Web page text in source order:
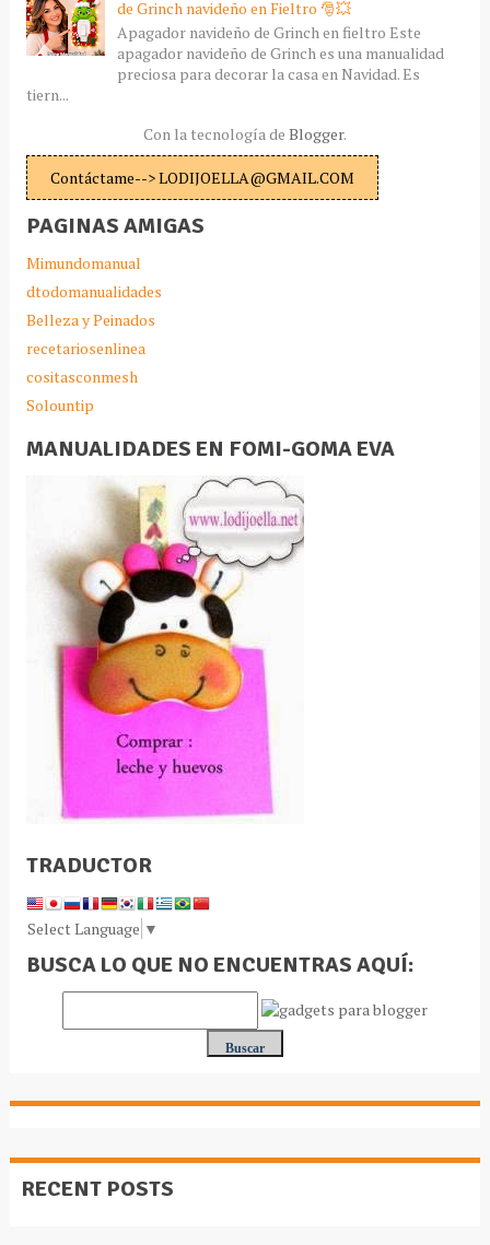
de Grinch navideño en Fieltro 🎅💥
Apagador navideño de Grinch en fieltro Este
apagador navideño de Grinch es una manualidad
preciosa para decorar la casa en Navidad. Es
tiern...
Con la tecnología de Blogger.
Contáctame--> LODIJOELLA@GMAIL.COM
PAGINAS AMIGAS
Mimundomanual
dtodomanualidades
Belleza y Peinados
recetariosenlinea
cositasconmesh
Solountip
MANUALIDADES EN FOMI-GOMA EVA
TRADUCTOR
Select Language ▼
BUSCA LO QUE NO ENCUENTRAS AQUÍ:
RECENT POSTS